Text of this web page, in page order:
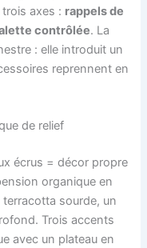
axes : rappels de
contrôlée. La
: elle introduit un
reprennent en
de relief
écrus = décor propre
organique en
sourde, un
Trois accents
avec un plateau en